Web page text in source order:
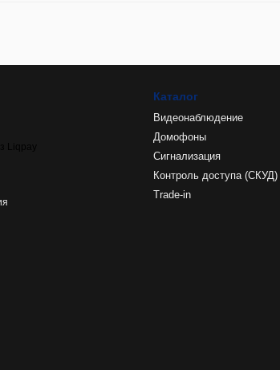
Каталог
Видеонаблюдение
Домофоны
Сигнализация
Контроль доступа (СКУД)
Trade-in